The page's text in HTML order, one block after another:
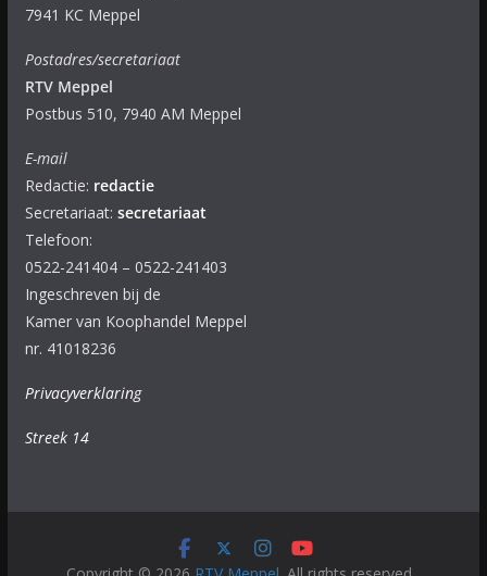
7941 KC Meppel
Postadres/secretariaat
RTV Meppel
Postbus 510, 7940 AM Meppel
E-mail
Redactie: redactie
Secretariaat: secretariaat
Telefoon:
0522-241404 – 0522-241403
Ingeschreven bij de
Kamer van Koophandel Meppel
nr. 41018236
Privacyverklaring
Streek 14